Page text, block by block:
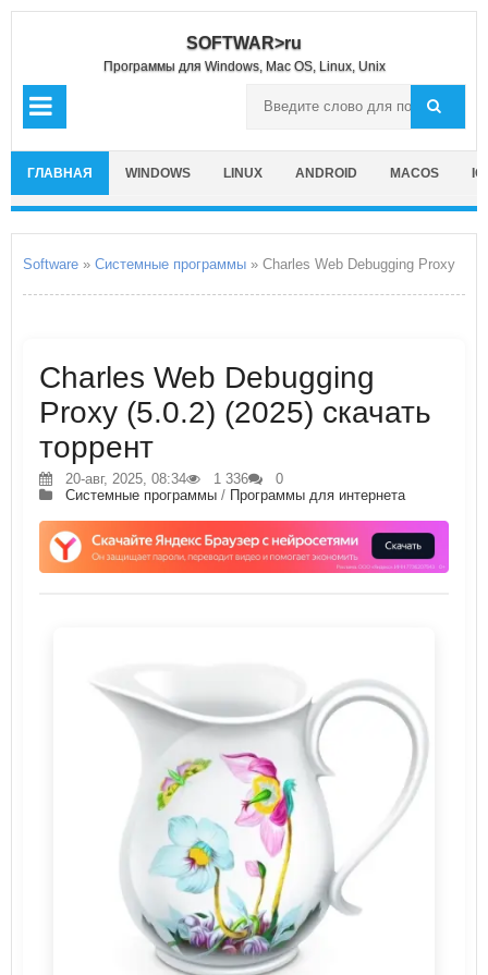
SOFTWAR>ru
Программы для Windows, Mac OS, Linux, Unix
ГЛАВНАЯ WINDOWS LINUX ANDROID MACOS
Software » Системные программы » Charles Web Debugging Proxy
Charles Web Debugging
Proxy (5.0.2) (2025) скачать
торрент
20-авг, 2025, 08:34 1 336
0
Системные программы / Программы для интернета